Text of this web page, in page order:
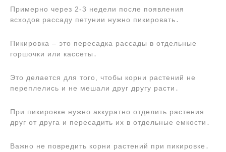
Примерно через 2-3 недели после появления
всходов рассаду петунии нужно пикировать․
Пикировка ‒ это пересадка рассады в отдельные
горшочки или кассеты․
Это делается для того, чтобы корни растений не
переплелись и не мешали друг другу расти․
При пикировке нужно аккуратно отделить растения
друг от друга и пересадить их в отдельные емкости․
Важно не повредить корни растений при пикировке․